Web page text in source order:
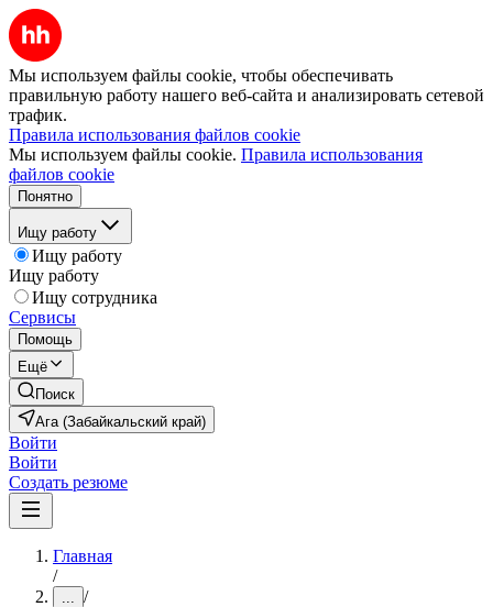
Мы используем файлы cookie, чтобы обеспечивать
правильную работу нашего веб-сайта и анализировать сетевой
трафик.
Правила использования файлов cookie
Мы используем файлы cookie. Правила использования
файлов cookie
Понятно
Ищу работу
Ищу работу
Ищу работу
Ищу сотрудника
Сервисы
Помощь
Ещё
Поиск
Ага (Забайкальский край)
Войти
Войти
Создать резюме
Главная
/
... /